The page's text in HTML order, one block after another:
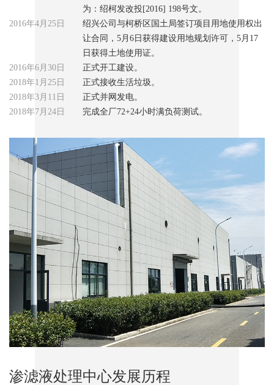
为：绍柯发改投[2016] 198号文。
2016年4月25日
绍兴公司与柯桥区国土局签订项目用地使用权出
让合同，5月6日获得建设用地规划许可，5月17
日获得土地使用证。
2016年6月30日
正式开工建设。
2018年1月25日
正式接收生活垃圾。
2018年3月11日
正式并网发电。
2018年7月24日
完成全厂72+24小时满负荷测试。
渗滤液处理中心发展历程